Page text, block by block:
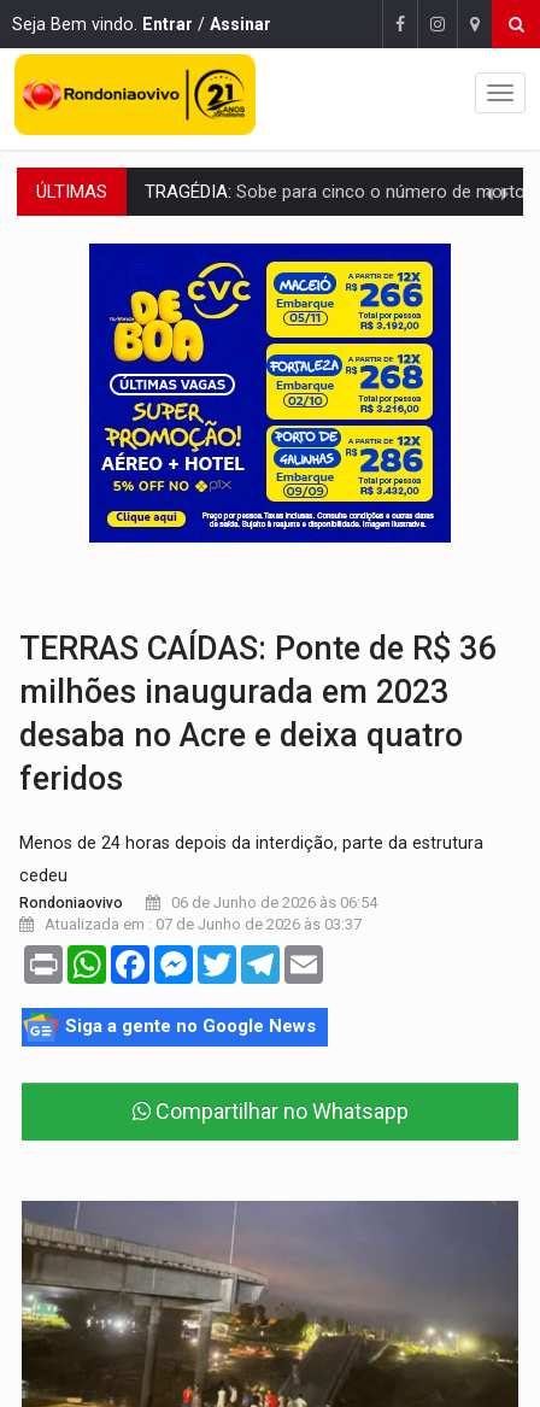
Seja Bem vindo. Entrar / Assinar
ÚLTIMAS TRANSPORTE DE ARROZ:MPF assegura cumprimento da legislação sobre transporte
DEEPFAKE:Sancionada lei contra violência sexual infantil na
COLEGIADO:Brasil e Rússia discutem energia nuclear, defesa e
URGENTE: Colisão entre caminhão e carro deixa quatro mortos e um em
ENCONTRO: Amazônia Negra ganha projeção nacional com participação de
PREVISÃO:Porto Velho tem chances de chuvas isoladas nesta
SINDICATOS UNIDOS:Assembleia Geral delibera greve da educação
PROCESSO SELETIVO:Rondoniaovivo abre oficina de Comunicação com
TRAGÉDIA: Sobe para cinco o número de mortos em colisão entre carreta e
TERRAS CAÍDAS: Ponte de R$ 36
milhões inaugurada em 2023
desaba no Acre e deixa quatro
feridos
Menos de 24 horas depois da interdição, parte da estrutura
cedeu
Rondoniaovivo
06 de Junho de 2026 às 06:54
Atualizada em : 07 de Junho de 2026 às 03:37
Print WhatsAppFacebookMessenger
TwitterTelegram
Siga a gente no Google News
Compartilhar no Whatsapp